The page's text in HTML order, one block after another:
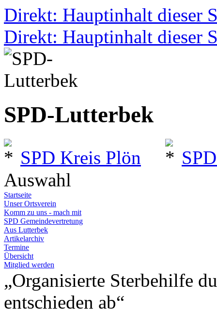
Direkt: Hauptinhalt dieser
Direkt: Hauptinhalt dieser
SPD-Lutterbek
SPD Kreis Plön
Auswahl
Startseite
Unser Ortsverein
Komm zu uns - mach mit
SPD Gemeindevertretung
Aus Lutterbek
Artikelarchiv
Termine
Übersicht
Mitglied werden
„Organisierte Sterbehilfe
entschieden ab“